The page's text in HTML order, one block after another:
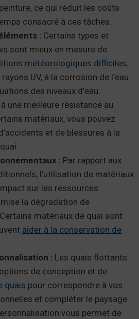
ce qui réduit les coûts
consacré à ces tâches.
: Certains types et
sont mieux en mesure de
météorologiques difficiles,
UV, à la corrosion de l’eau
des niveaux d’eau.
une meilleure résistance au
matériaux, vous pouvez
et de blessures à la
: Par rapport aux
l’utilisation de matériaux
sur les ressources
la dégradation de
matériaux de quai sont
aider à la conservation de
: Les quais flottants
de conception et de
quais pour correspondre à vos
et compléter le paysage
vous permet de